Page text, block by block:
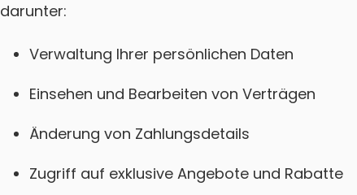
darunter:
Verwaltung Ihrer persönlichen Daten
Einsehen und Bearbeiten von Verträgen
Änderung von Zahlungsdetails
Zugriff auf exklusive Angebote und Rabatte